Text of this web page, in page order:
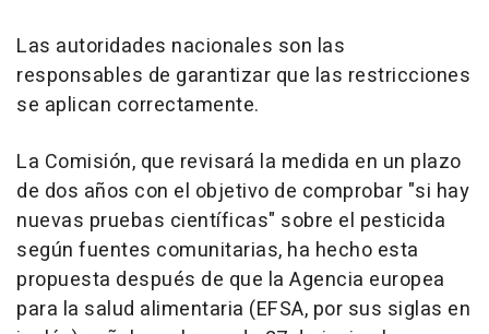
Las autoridades nacionales son las
responsables de garantizar que las restricciones
se aplican correctamente.
La Comisión, que revisará la medida en un plazo
de dos años con el objetivo de comprobar "si hay
nuevas pruebas científicas" sobre el pesticida
según fuentes comunitarias, ha hecho esta
propuesta después de que la Agencia europea
para la salud alimentaria (EFSA, por sus siglas en